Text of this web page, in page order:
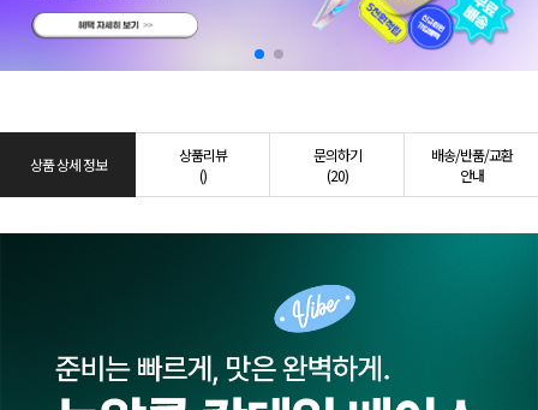
상품 상세 정보
상품리뷰
()
문의하기
(20)
배송/반품/교환
안내